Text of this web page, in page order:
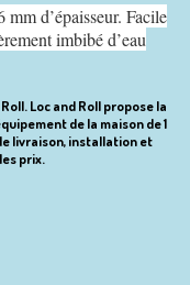
d’épaisseur. Facile
imbibé d’eau
Loc and Roll propose la
de la maison de 1
livraison, installation et
prix.